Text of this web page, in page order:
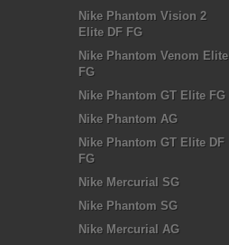
Nike Phantom Vision 2
Elite DF FG
Nike Phantom Venom Elite
FG
Nike Phantom GT Elite FG
Nike Phantom AG
Nike Phantom GT Elite DF
FG
Nike Mercurial SG
Nike Phantom SG
Nike Mercurial AG